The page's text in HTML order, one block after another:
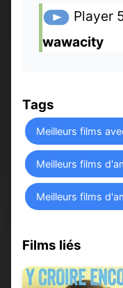
Player
wawacity
Tags
Meilleurs films
Meilleurs films
Meilleurs films
Films liés